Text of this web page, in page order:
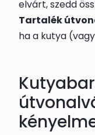
elvárt, szedd
Tartalék
ha a kutya